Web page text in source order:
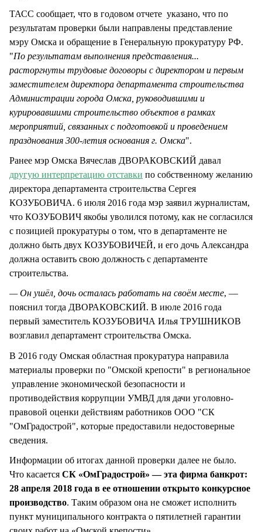
ТАСС сообщает, что в годовом отчете указано, что по
результатам проверки были направлены представление
мэру Омска и обращение в Генеральную прокуратуру РФ.
"По результатам выполнения представления...
расторгнуты трудовые договоры с директором и первым
заместителем директора департамента строительства
Администрации города Омска, руководившими и
курировавшими строительство объектов в рамках
мероприятий, связанных с подготовкой и проведением
празднования 300-летия основания г. Омска".
Ранее мэр Омска Вячеслав ДВОРАКОВСКИЙ давал
другую интерпретацию отставки по собственному желанию
директора департамента строительства Сергея
КОЗУБОВИЧА. 6 июля 2016 года мэр заявил журналистам,
что КОЗУБОВИЧ якобы уволился потому, как не согласился
с позицией прокуратуры о том, что в департаменте не
должно быть двух КОЗУБОВИЧЕЙ, и его дочь Александра
должна оставить свою должность с департаменте
строительства.
— Он ушёл, дочь осталась работать на своём месте, —
пояснил тогда ДВОРАКОВСКИЙ. В июле 2016 года
первый заместитель КОЗУБОВИЧА Илья ТРУШНИКОВ
возглавил департамент строительства Омска.
В 2016 году Омская областная прокуратура направила
материалы проверки по "Омской крепости" в региональное
управление экономической безопасности и
противодействия коррупции УМВД для дачи уголовно-
правовой оценки действиям работников ООО "СК
"ОмГрадострой", которые предоставили недостоверные
сведения.
Информации об итогах данной проверки далее не было.
Что касается СК «ОмГрадострой» — эта фирма банкрот:
28 апреля 2018 года в ее отношении открыто конкурсное
производство. Таким образом она не сможет исполнить
пункт муниципального контракта о пятилетней гарантии